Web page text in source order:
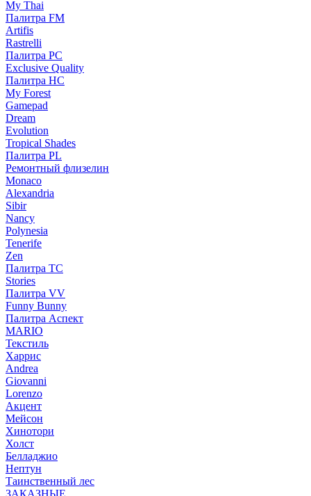
My Thai
Палитра FM
Artifis
Rastrelli
Палитра PC
Exclusive Quality
Палитра HС
My Forest
Gamepad
Dream
Evolution
Tropical Shades
Палитра PL
Ремонтный флизелин
Monaco
Alexandria
Sibir
Nancy
Polynesia
Tenerife
Zen
Палитра TC
Stories
Палитра VV
Funny Bunny
Палитра Аспект
MARIO
Текстиль
Харрис
Andrea
Giovanni
Lorenzo
Акцент
Мейсон
Хинотори
Холст
Белладжио
Нептун
Таинственный лес
ЗАКАЗНЫЕ